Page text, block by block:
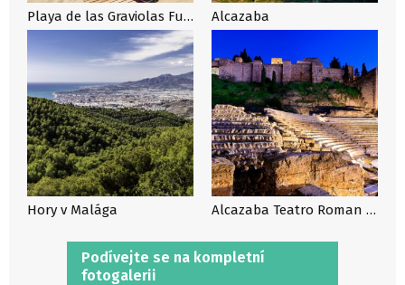
Podívejte se na kompletní
fotogalerii
Playa de las Graviolas Fuengirola, Malága Alcazaba
Hory v Malága Alcazaba Teatro Roman Pan Alta